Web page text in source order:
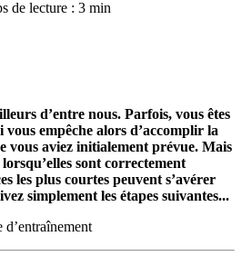
de lecture : 3 min
d’entre nous. Parfois, vous êtes
empêche alors d’accomplir la
vous aviez initialement prévue. Mais
sont correctement
les plus courtes peuvent s’avérer
simplement les étapes suivantes...
d’entraînement